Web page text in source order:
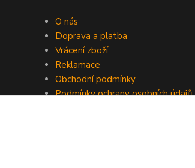
O nás
Doprava a platba
Vrácení zboží
Reklamace
Obchodní podmínky
Podmínky ochrany osobních údajů